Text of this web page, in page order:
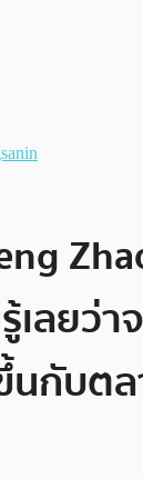
เลยว่า
นกับต